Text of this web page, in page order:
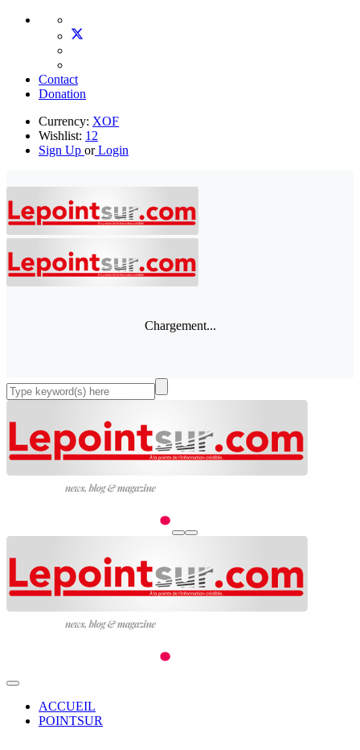
Contact
Donation
Currency: XOF
Wishlist: 12
Sign Up orLogin
Chargement...
ACCUEIL
POINTSUR